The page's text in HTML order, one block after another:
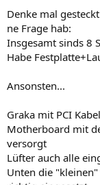
Denke mal
ne Frage hab:
Insgesamt sinds 8
Habe
Ansonsten...
Graka mit PCI
Motherboard mit
versorgt
Lüfter auch alle
Unten die